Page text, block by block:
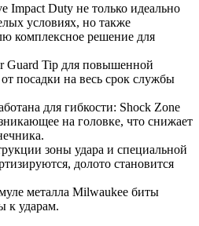
Impact Duty не только идеально
условиях, но также
комплексное решение для
Guard Tip для повышенной
посадки на весь срок службы
для гибкости: Shock Zone
на головке, что снижает
зоны удара и специальной
долото становится
металла Milwaukee биты
к ударам.